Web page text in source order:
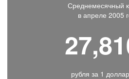
Среднемесячный
в апреле 2005
рубля за 1